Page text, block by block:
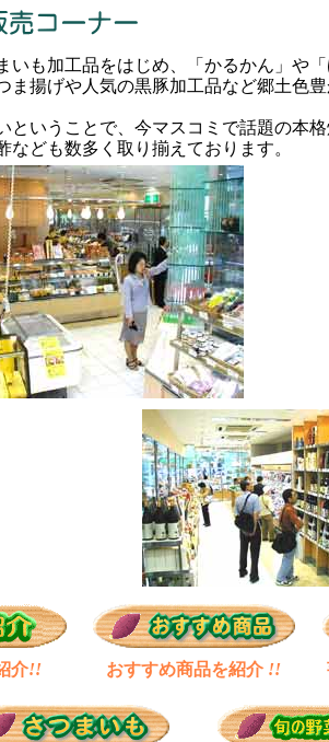
いも加工品をはじめ、「かるかん」や
ま揚げや人気の黒豚加工品など郷土色
ということで、今マスコミで話題の本
なども数多く取り揃えております。
介!! おすすめ商品を紹介 !!